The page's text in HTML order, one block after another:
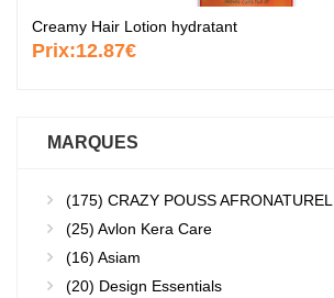
Creamy Hair Lotion hydratant
Prix:12.87€
MARQUES
(175) CRAZY POUSS AFRONATUREL
(25) Avlon Kera Care
(16) Asiam
(20) Design Essentials